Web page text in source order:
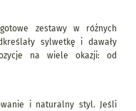
zestawy w różnych
sylwetkę i dawały
na wiele okazji: od
i naturalny styl. Jeśli